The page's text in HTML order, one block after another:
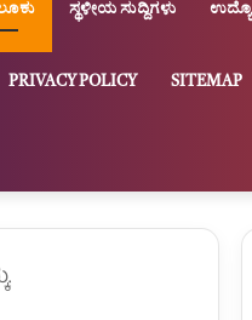
ಸ್ಥಳೀಯ ಸುದ್ದಿಗಳು
PRIVACY POLICY SITEMAP